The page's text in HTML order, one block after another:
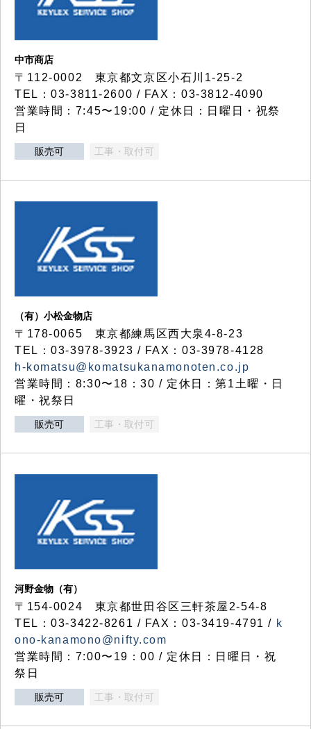
中市商店
〒112-0002 東京都文京区小石川1-25-2
TEL：03-3811-2600 / FAX：03-3812-4090
営業時間：7:45〜19:00 / 定休日：日曜日・祝祭
日
販売可 工事・取付可
（有）小松金物店
〒178-0065 東京都練馬区西大泉4-8-23
TEL：03-3978-3923 / FAX：03-3978-4128
h-komatsu@komatsukanamonoten.co.jp
営業時間：8:30〜18：30 / 定休日：第1土曜・日
曜・祝祭日
販売可 工事・取付可
河野金物（有）
〒154-0024 東京都世田谷区三軒茶屋2-54-8
TEL：03-3422-8261 / FAX：03-3419-4791 / k
ono-kanamono@nifty.com
営業時間：7:00〜19：00 / 定休日：日曜日・祝
祭日
販売可 工事・取付可